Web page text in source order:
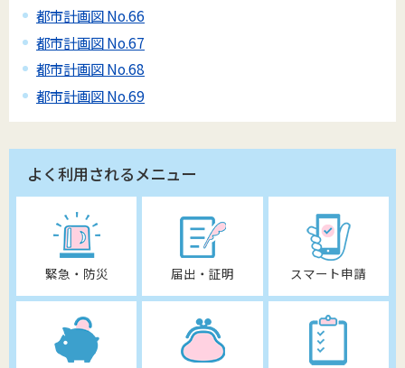
都市計画図 No.66
都市計画図 No.67
都市計画図 No.68
都市計画図 No.69
よく利用されるメニュー
緊急・防災 届出・証明 スマート申請